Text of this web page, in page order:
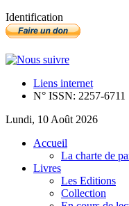
Identification
Liens internet
N° ISSN: 2257-6711
Lundi, 10 Août 2026
Accueil
La charte de
Livres
Les Editions
Collection